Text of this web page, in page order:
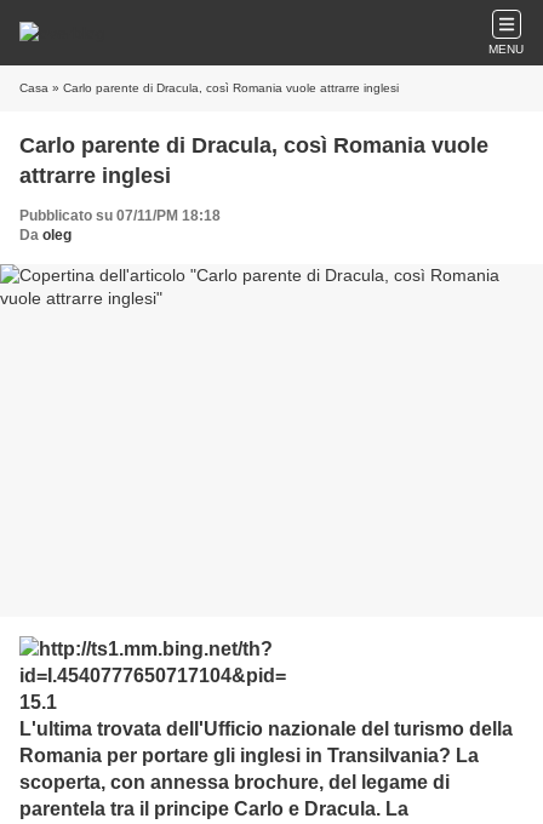
MENU
Casa » Carlo parente di Dracula, così Romania vuole attrarre inglesi
Carlo parente di Dracula, così Romania vuole
attrarre inglesi
Pubblicato su 07/11/PM 18:18
Da oleg
L'ultima trovata dell'Ufficio nazionale del turismo della
Romania per portare gli inglesi in Transilvania? La
scoperta, con annessa brochure, del legame di
parentela tra il principe Carlo e Dracula. La